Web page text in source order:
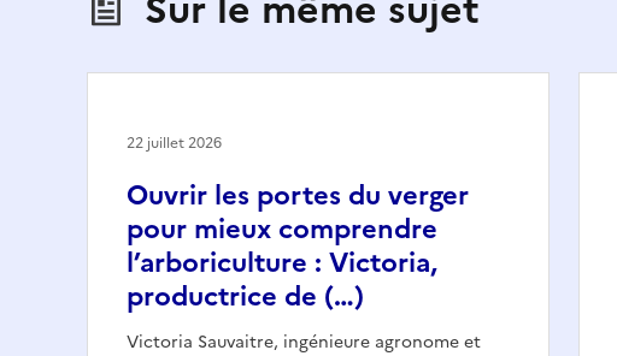
Ouvrir les portes du verger
pour mieux comprendre
l’arboriculture : Victoria,
productrice de (…)
Victoria Sauvaitre, ingénieure agronome et
22 juillet 2026